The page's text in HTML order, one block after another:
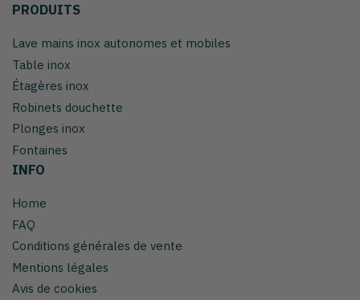
PRODUITS
Lave mains inox autonomes et mobiles
Table inox
Étagères inox
Robinets douchette
Plonges inox
Fontaines
INFO
Home
FAQ
Conditions générales de vente
Mentions légales
Avis de cookies